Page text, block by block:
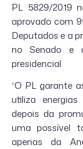
PL 5829/2019
aprovado com
Deputados e a
no Senado e
presidencial.
“O PL garante
utiliza
depois da
uma possível
apenas da